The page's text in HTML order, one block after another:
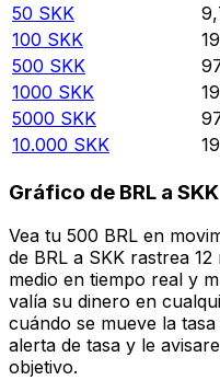
50 SKK
100 SKK
500 SKK
1000 SKK
5000 SKK
10.000 SKK
Gráfico de BRL a SKK
Vea tu 500 BRL en
de BRL a SKK rastrea
medio en tiempo real y
valía su dinero en
cuándo se mueve la
alerta de tasa y le
objetivo.